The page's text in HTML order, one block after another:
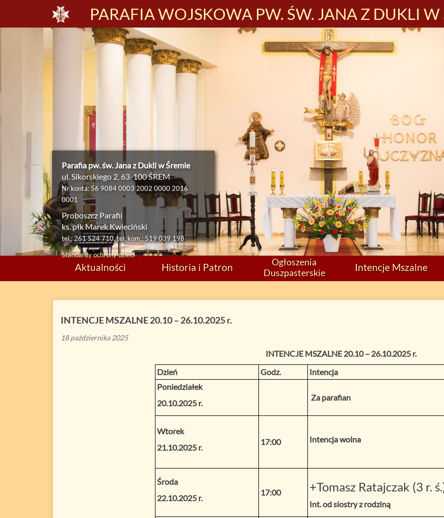
PARAFIA WOJSKOWA PW. ŚW. JANA Z DUKLI W
Parafia pw. św. Jana z Dukli w Śremie
ul. Sikorskiego 2, 63-100 ŚREM
Nr konta: 56 9084 0003 2002 0000 2016
0001
Proboszcz Parafii
ks. płk Marek Kwieciński
tel.: 261 524 710, tel. kom.: 519 039 198
Standardy ochrony dzieci
Aktualności Historia i Patron
Ogłoszenia
Duszpasterskie
Intencje Mszalne
INTENCJE MSZALNE 20.10 – 26.10.2025 r.
18 października 2025
INTENCJE MSZALNE 20.10 – 26.10.2025 r.
Dzień
Godz.
Intencja
Poniedziałek
20.10.2025 r.
Za parafian
Wtorek
21.10.2025 r.
17:00 Intencja wolna
Środa
22.10.2025 r.
17:00 +Tomasz Ratajczak (3 r.
Int. od siostry z rodziną